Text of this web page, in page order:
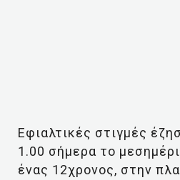
Εφιαλτικές στιγμές
1.00 σήμερα το
ένας 12χρονος, στην